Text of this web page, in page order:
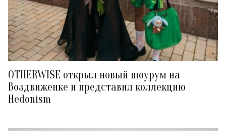
OTHERWISE открыл новый шоурум на
Воздвиженке и представил коллекцию
Hedonism